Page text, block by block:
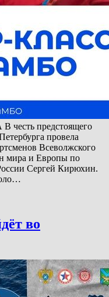
предстоящего
провела
Всеволжского
мира и Европы по
Сергей Кирюхин.
во